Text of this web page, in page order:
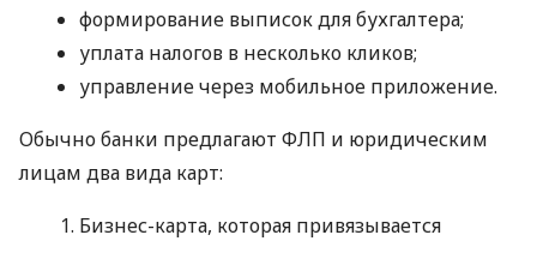
формирование выписок для бухгалтера;
уплата налогов в несколько кликов;
управление через мобильное приложение.
Обычно банки предлагают ФЛП и юридическим
лицам два вида карт:
Бизнес-карта, которая привязывается